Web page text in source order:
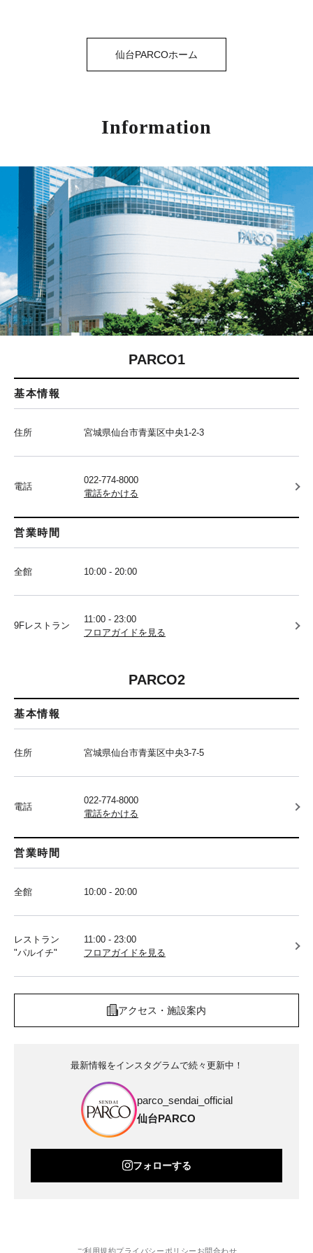
仙台PARCOホーム
Information
PARCO1
基本情報
住所 宮城県仙台市青葉区中央1-2-3
電話
022-774-8000
電話をかける
営業時間
全館 10:00 - 20:00
9Fレストラン
11:00 - 23:00
フロアガイドを見る
PARCO2
基本情報
住所 宮城県仙台市青葉区中央3-7-5
電話
022-774-8000
電話をかける
営業時間
全館 10:00 - 20:00
レストラン
"パルイチ"
11:00 - 23:00
フロアガイドを見る
アクセス・施設案内
最新情報をインスタグラムで続々更新中！
parco_sendai_official
仙台PARCO
フォローする
ご利用規約プライバシーポリシー お問合わせ